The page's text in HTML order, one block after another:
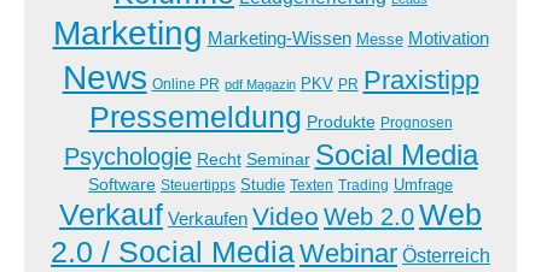
Marketing Marketing-Wissen Messe Motivation
News Online PR pdf Magazin PKV PR Praxistipp
Pressemeldung Produkte Prognosen
Psychologie Recht Seminar Social Media
Software Steuertipps Studie Texten Trading Umfrage
Verkauf Verkaufen Video Web 2.0Web
2.0 / Social MediaWebinar Österreich